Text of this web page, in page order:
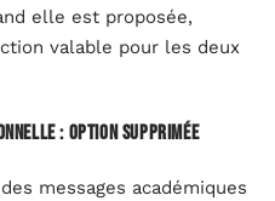
elle est proposée,
valable pour les deux
: option supprimée
messages académiques